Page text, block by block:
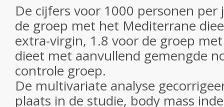
De cijfers voor 1000 personen per
de groep met het Mediterrane
extra-virgin, 1.8 voor de groep
dieet met aanvullend gemengde
controle groep.
De multivariate analyse
plaats in de studie, body mass